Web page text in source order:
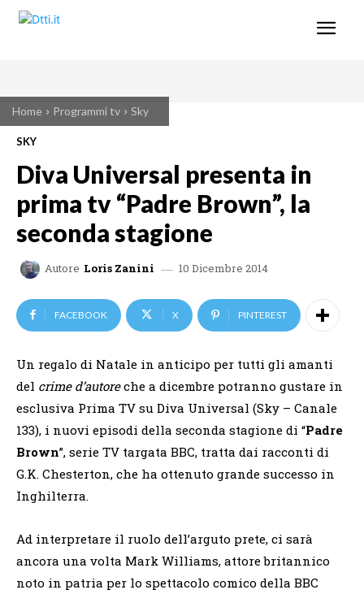
Home Programmi tv Sky
SKY
Diva Universal presenta in
prima tv “Padre Brown”, la
seconda stagione
Autore Loris Zanini 10 Dicembre 2014
FACEBOOK X PINTEREST
Un regalo di Natale in anticipo per tutti gli amanti
del crime d’autoreche a dicembre potranno gustare in
esclusiva Prima TV su Diva Universal (Sky – Canale
133), i nuovi episodi della seconda stagione di “Padre
Brown”, serie TV targata BBC, tratta dai racconti di
G.K. Chesterton, che ha ottenuto grande successo in
Inghilterra.
Ad interpretare il ruolo dell’arguto prete, ci sarà
ancora una volta Mark Williams, attore britannico
noto in patria per lo spettacolo comico della BBC